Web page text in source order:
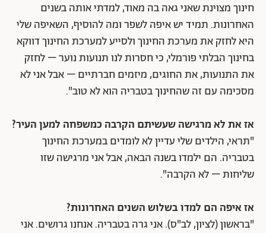
חינוך מצוינת שאני גאה בה מאוד, למדתי אותה בשנים
האחרונות. תמיד יש איפה לשפר ומה להוסיף, השאיפה שלי
היא לחזק את מערכת החינוך ולסייע למערכת החינוך דווקא
בחינוך הבלתי פורמלי, כי חסרות לנו תנועות נוער – לחזק
את התנועות, את החוגים, מיזמים חברתיים – אבל אני לא
מסכימה עם זה שהחינוך בטבריה הוא לא טוב".
אז את לא מרגישה שעשיתם הקרבה כמשפחה למען העיר?
"תראי, הילדים שלי עדיין לא לומדים במערכת החינוך
בטבריה. הם ילמדו בשנה הבאה, אבל אני מרגישה שזו
שליחות – לא הקרבה".
אז איפה הם למדו בשלוש השנים האחרונות?
"בראשון (לציון, לב"ס). אני גרה בטבריה. אנחנו גרושים. אני